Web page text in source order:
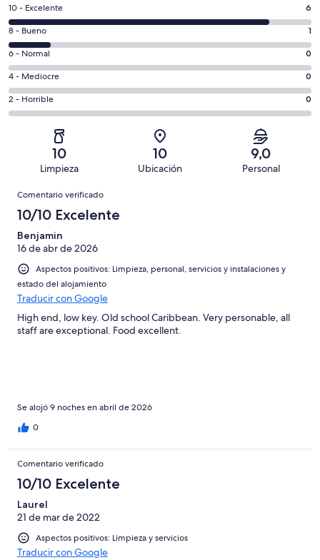
6
comentarios
de
un
total
de
7
con
puntuación
10 - Excelente 6
1
comentarios
de
un
total
de
puntuación
8 - Bueno 1
0
comentarios
de
un
total
puntuación
Normal
6 - Normal 0
0
comentarios
de
una
puntuación
Mediocre
4 - Mediocre 0
0
comentarios
una
puntuación
de
Horrible
2 - Horrible 0
10
Limpieza
10
Ubicación
9,0
Personal
Comentarios
Comentario verificado
10/10 Excelente
Benjamin
16 de abr de 2026
Aspectos positivos: Limpieza, personal, servicios y instalaciones y
estado del alojamiento
Traducir con Google
High end, low key. Old school Caribbean. Very personable, all
staff are exceptional. Food excellent.
Se alojó 9 noches en abril de 2026
0
Comentario verificado
10/10 Excelente
Laurel
21 de mar de 2022
Aspectos positivos: Limpieza y servicios
Traducir con Google